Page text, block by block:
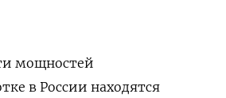
мощностей
в России находятся